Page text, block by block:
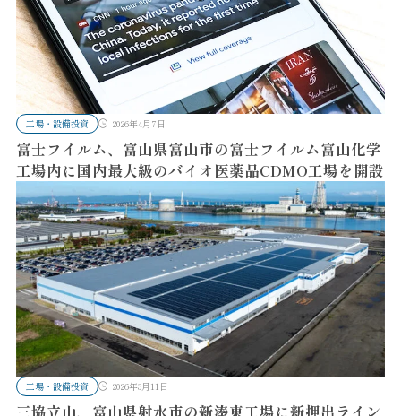
工場・設備投資 2026年4月7日
富士フイルム、富山県富山市の富士フイルム富山化学
工場内に国内最大級のバイオ医薬品CDMO工場を開設
工場・設備投資 2026年3月11日
三協立山、富山県射水市の新湊東工場に新押出ライン